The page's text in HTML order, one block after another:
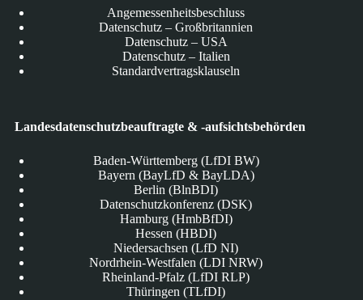
Angemessenheitsbeschluss
Datenschutz – Großbritannien
Datenschutz – USA
Datenschutz – Italien
Standardvertragsklauseln
Landesdatenschutzbeauftragte & -aufsichtsbehörden
Baden-Württemberg (LfDI BW)
Bayern (BayLfD & BayLDA)
Berlin (BlnBDI)
Datenschutzkonferenz (DSK)
Hamburg (HmbBfDI)
Hessen (HBDI)
Niedersachsen (LfD NI)
Nordrhein-Westfalen (LDI NRW)
Rheinland-Pfalz (LfDI RLP)
Thüringen (TLfDI)